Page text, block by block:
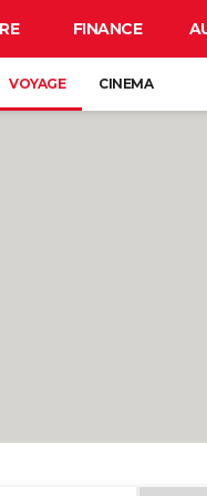
FINANCE
VOYAGE CINEMA